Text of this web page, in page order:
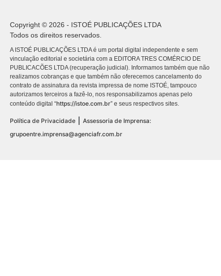
Copyright © 2026 - ISTOÉ PUBLICAÇÕES LTDA
Todos os direitos reservados.
A ISTOÉ PUBLICAÇÕES LTDA é um portal digital independente e sem
vinculação editorial e societária com a EDITORA TRES COMÉRCIO DE
PUBLICACÕES LTDA (recuperação judicial). Informamos também que não
realizamos cobranças e que também não oferecemos cancelamento do
contrato de assinatura da revista impressa de nome ISTOÉ, tampouco
autorizamos terceiros a fazê-lo, nos responsabilizamos apenas pelo
conteúdo digital “https://istoe.com.br” e seus respectivos sites.
Política de Privacidade
Assessoria de Imprensa:
grupoentre.imprensa@agenciafr.com.br